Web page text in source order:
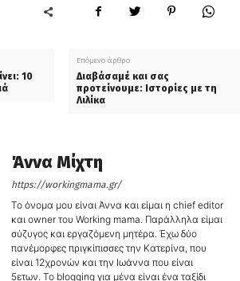
10
Επόμενο άρθρο
Διαβάσαμέ και σας
προτείνουμε: Ιστορίες με τη
Λιλίκα
Άννα Μίχτη
https://workingmama.gr/
Το όνομα μου είναι Άννα και είμαι η chief editor
και owner του Working mama. Παράλληλα είμαι
σύζυγος και εργαζόμενη μητέρα. Έχω δύο
πανέμορφες πριγκίπισσες την Κατερίνα, που
είναι 12χρονών και την Ιωάννα που είναι
5ετων. Το blogging για μένα είναι ένα ταξίδι